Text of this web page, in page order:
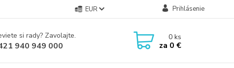
EUR Prihlásenie
si rady? Zavolajte.
940 949 000
0ks
za 0 €